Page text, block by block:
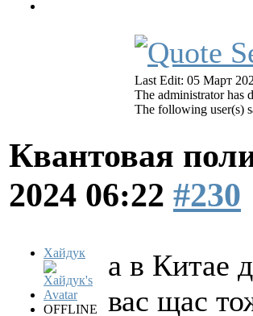
Last Edit: 05 Март
The administrator has
The following user(s)
Квантовая
2024 06:22 #230
Хайдук
OFFLINE
а в Китае
вас щас